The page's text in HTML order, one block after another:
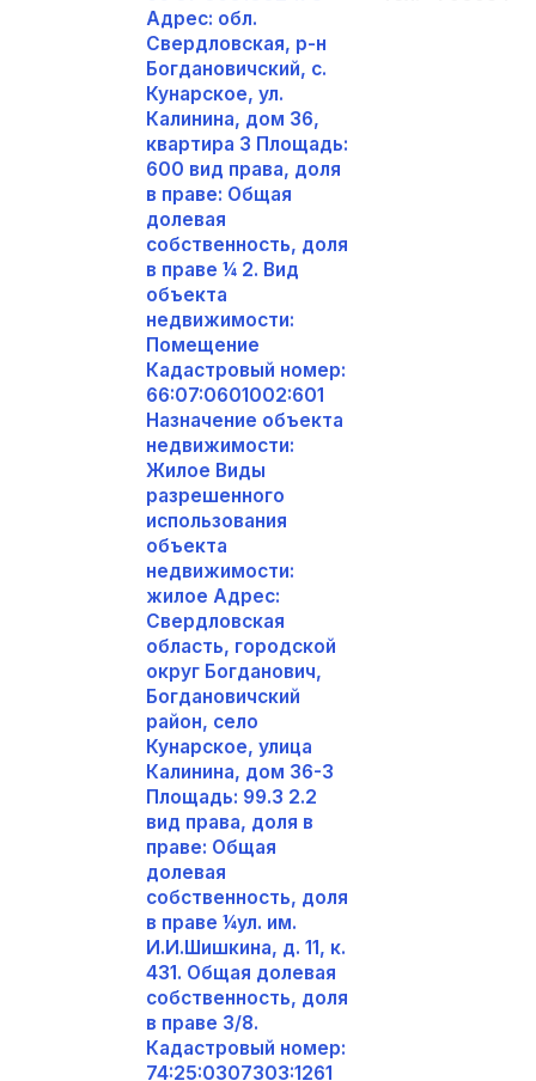
Адрес: обл.
Свердловская, р-н
Богдановичский, с.
Кунарское, ул.
Калинина, дом 36,
квартира 3 Площадь:
600 вид права, доля
в праве: Общая
долевая
собственность, доля
в праве ¼ 2. Вид
объекта
недвижимости:
Помещение
Кадастровый номер:
66:07:0601002:601
Назначение объекта
недвижимости:
Жилое Виды
разрешенного
использования
объекта
недвижимости:
жилое Адрес:
Свердловская
область, городской
округ Богданович,
Богдановичский
район, село
Кунарское, улица
Калинина, дом 36-3
Площадь: 99.3 2.2
вид права, доля в
праве: Общая
долевая
собственность, доля
в праве ¼ул. им.
И.И.Шишкина, д. 11, к.
431. Общая долевая
собственность, доля
в праве 3/8.
Кадастровый номер:
74:25:0307303:1261